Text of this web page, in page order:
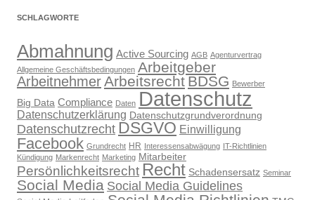
SCHLAGWORTE
Abmahnung Active Sourcing AGB Agenturvertrag
Allgemeine Geschäftsbedingungen Arbeitgeber
ArbeitnehmerArbeitsrecht BDSG Bewerber
Big Data Compliance Daten Datenschutz
Datenschutzerklärung Datenschutzgrundverordnung
Datenschutzrecht DSGVO Einwilligung
Facebook Grundrecht HR Interessensabwägung IT-Richtlinien
Kündigung Markenrecht Marketing Mitarbeiter
Persönlichkeitsrecht Recht Schadensersatz Seminar
Social Media Social Media Guidelines